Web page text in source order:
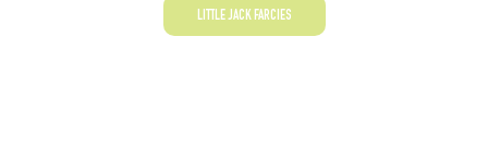
LITTLE JACK FARCIES